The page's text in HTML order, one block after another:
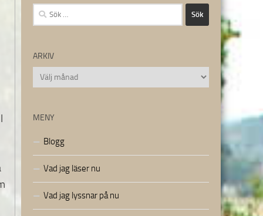
Sök
efter:
ARKIV
Arkiv
MENY
Blogg
Vad jag läser nu
Vad jag lyssnar på nu